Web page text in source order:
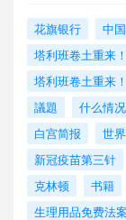
花旗银行 中
塔利班卷土重来
塔利班卷土重来！
議題
什么情况
白宫简报
世
新冠疫苗第三针
克林顿
书籍
生理用品免费法案